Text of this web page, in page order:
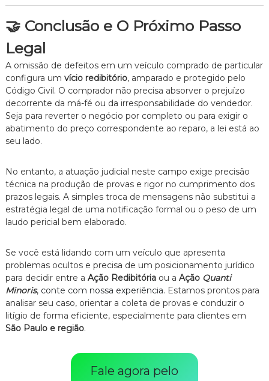
🤝 Conclusão e O Próximo Passo
Legal
A omissão de defeitos em um veículo comprado de particular
configura um vício redibitório, amparado e protegido pelo
Código Civil. O comprador não precisa absorver o prejuízo
decorrente da má-fé ou da irresponsabilidade do vendedor.
Seja para reverter o negócio por completo ou para exigir o
abatimento do preço correspondente ao reparo, a lei está ao
seu lado.
No entanto, a atuação judicial neste campo exige precisão
técnica na produção de provas e rigor no cumprimento dos
prazos legais. A simples troca de mensagens não substitui a
estratégia legal de uma notificação formal ou o peso de um
laudo pericial bem elaborado.
Se você está lidando com um veículo que apresenta
problemas ocultos e precisa de um posicionamento jurídico
para decidir entre a Ação Redibitóriaou a Ação Quanti
Minoris, conte com nossa experiência. Estamos prontos para
analisar seu caso, orientar a coleta de provas e conduzir o
litígio de forma eficiente, especialmente para clientes em
São Paulo e região.
Fale agora pelo